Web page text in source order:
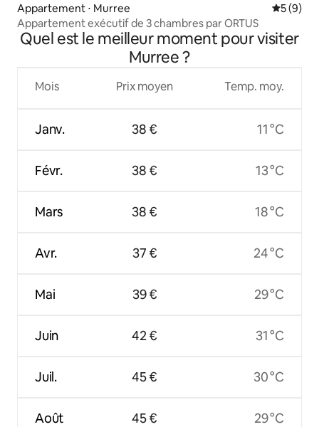
Appartement ⋅ Murree
5 (9)
Appartement exécutif de 3 chambres par ORTUS
Quel est le meilleur moment pour visiter
Murree ?
Mois
Janv.
Févr.
Mars
Avr.
Mai
Juin
Juil.
Août
Prix moyen
38 €
38 €
38 €
37 €
39 €
42 €
45 €
45 €
Temp. moy.
11 °C
13 °C
18 °C
24 °C
29 °C
31 °C
30 °C
29 °C